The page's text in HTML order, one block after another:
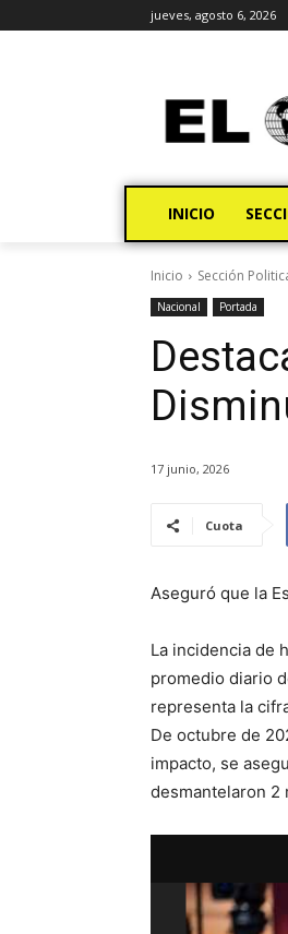
jueves, agosto 6, 2026
INICIO
Inicio Sección
Nacional Portada
17 junio, 2026
Cuota
Aseguró que la
La incidencia de
promedio diario
representa la
De octubre de
impacto, se
desmantelaron 2